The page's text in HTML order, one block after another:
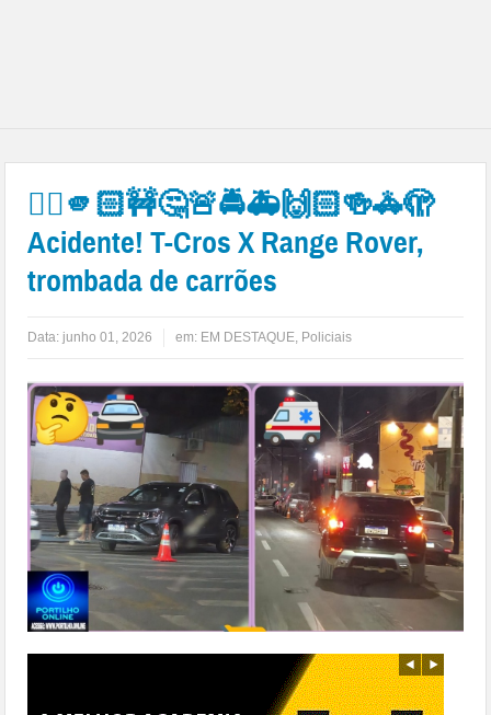
👉🏻🫵🏻🚧🤔🚨🚔🚑🙌🏻🍻🚓🫣
Acidente! T-Cros X Range Rover,
trombada de carrões
Data: junho 01, 2026 em: EM DESTAQUE, Policiais